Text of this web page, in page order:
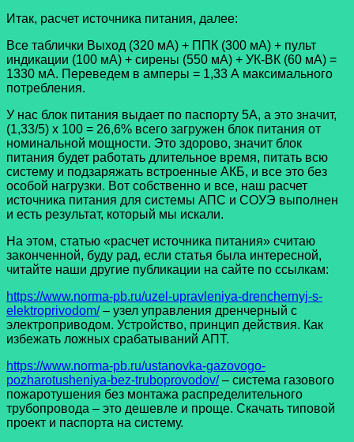
Итак, расчет источника питания, далее:
Все таблички Выход (320 мА) + ППК (300 мА) + пульт
индикации (100 мА) + сирены (550 мА) + УК-ВК (60 мА) =
1330 мА. Переведем в амперы = 1,33 А максимального
потребления.
У нас блок питания выдает по паспорту 5А, а это значит,
(1,33/5) х 100 = 26,6% всего загружен блок питания от
номинальной мощности. Это здорово, значит блок
питания будет работать длительное время, питать всю
систему и подзаряжать встроенные АКБ, и все это без
особой нагрузки. Вот собственно и все, наш расчет
источника питания для системы АПС и СОУЭ выполнен
и есть результат, который мы искали.
На этом, статью «расчет источника питания» считаю
законченной, буду рад, если статья была интересной,
читайте наши другие публикации на сайте по ссылкам:
https://www.norma-pb.ru/uzel-upravleniya-drenchernyj-s-
elektroprivodom/– узел управления дренчерный с
электроприводом. Устройство, принцип действия. Как
избежать ложных срабатываний АПТ.
https://www.norma-pb.ru/ustanovka-gazovogo-
pozharotusheniya-bez-truboprovodov/– система газового
пожаротушения без монтажа распределительного
трубопровода – это дешевле и проще. Скачать типовой
проект и паспорта на систему.